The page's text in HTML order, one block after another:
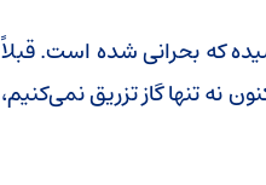
که بحرانی شده است. قبلاً
نه تنها گاز تزریق نمی‌کنیم،